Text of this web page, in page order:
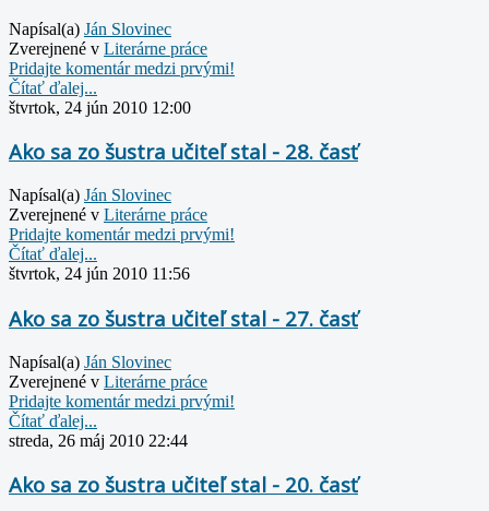
Napísal(a) Ján Slovinec
Zverejnené v Literárne práce
Pridajte komentár medzi prvými!
Čítať ďalej...
štvrtok, 24 jún 2010 12:00
Ako sa zo šustra učiteľ stal - 28. časť
Napísal(a) Ján Slovinec
Zverejnené v Literárne práce
Pridajte komentár medzi prvými!
Čítať ďalej...
štvrtok, 24 jún 2010 11:56
Ako sa zo šustra učiteľ stal - 27. časť
Napísal(a) Ján Slovinec
Zverejnené v Literárne práce
Pridajte komentár medzi prvými!
Čítať ďalej...
streda, 26 máj 2010 22:44
Ako sa zo šustra učiteľ stal - 20. časť